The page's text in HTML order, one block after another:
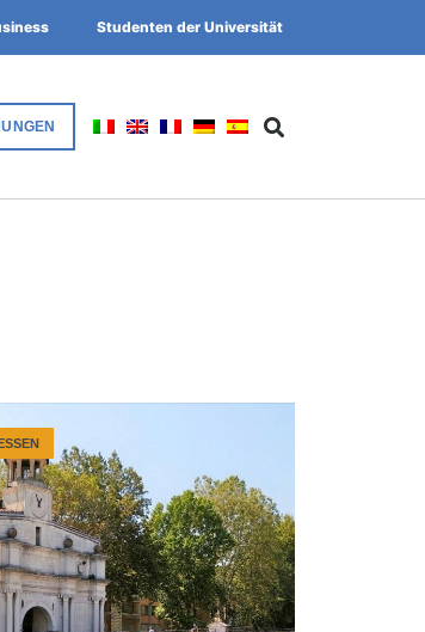
Studenten der Universität